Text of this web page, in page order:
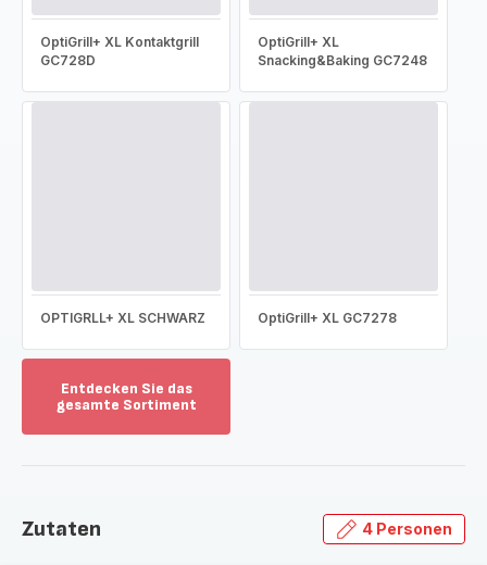
OptiGrill+ XL Kontaktgrill
GC728D
OptiGrill+ XL
Snacking&Baking GC7248
OPTIGRLL+ XL SCHWARZ OptiGrill+ XL GC7278
Entdecken Sie das
gesamte Sortiment
das
Zutaten 4 Personen